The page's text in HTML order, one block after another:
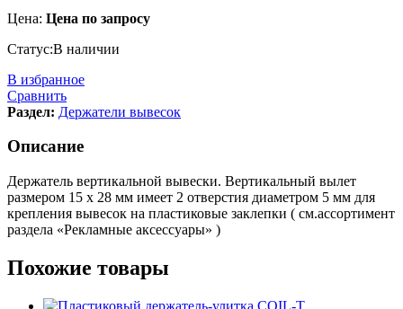
Цена: Цена по запросу
Статус:В наличии
В избранное
Сравнить
Раздел: Держатели вывесок
Описание
Держатель вертикальной вывески. Вертикальный вылет
размером 15 х 28 мм имеет 2 отверстия диаметром 5 мм для
крепления вывесок на пластиковые заклепки ( см.ассортимент
раздела «Рекламные аксессуары» )
Похожие товары